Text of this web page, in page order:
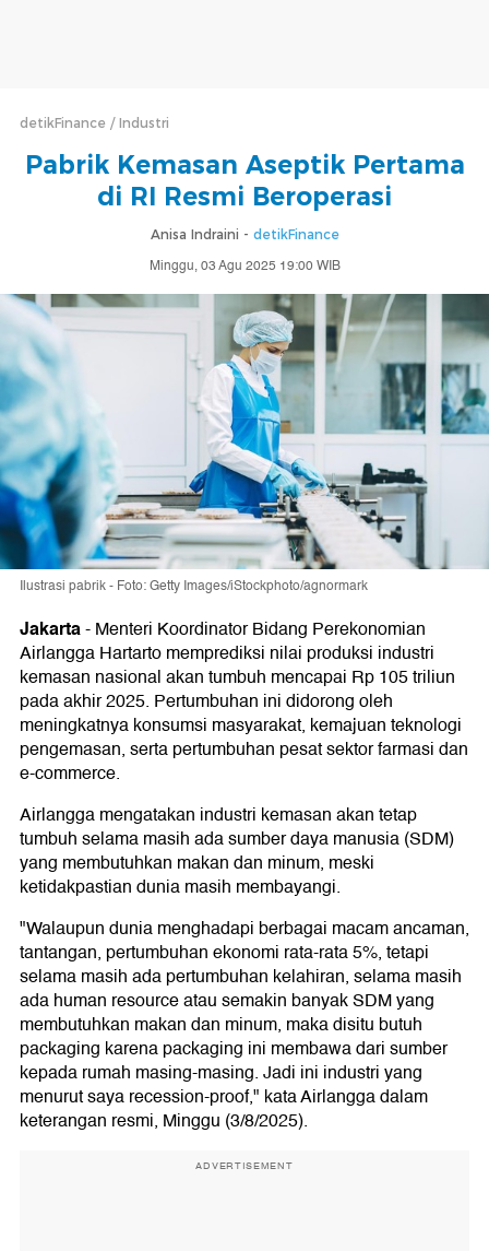
detikFinance Industri
Pabrik Kemasan Aseptik Pertama
di RI Resmi Beroperasi
Anisa Indraini - detikFinance
Minggu, 03 Agu 2025 19:00 WIB
Ilustrasi pabrik - Foto: Getty Images/iStockphoto/agnormark
Jakarta-Menteri Koordinator Bidang Perekonomian
Airlangga Hartarto memprediksi nilai produksi industri
kemasan nasional akan tumbuh mencapai Rp 105 triliun
pada akhir 2025. Pertumbuhan ini didorong oleh
meningkatnya konsumsi masyarakat, kemajuan teknologi
pengemasan, serta pertumbuhan pesat sektor farmasi dan
e-commerce.
Airlangga mengatakan industri kemasan akan tetap
tumbuh selama masih ada sumber daya manusia (SDM)
yang membutuhkan makan dan minum, meski
ketidakpastian dunia masih membayangi.
"Walaupun dunia menghadapi berbagai macam ancaman,
tantangan, pertumbuhan ekonomi rata-rata 5%, tetapi
selama masih ada pertumbuhan kelahiran, selama masih
ada human resource atau semakin banyak SDM yang
membutuhkan makan dan minum, maka disitu butuh
packaging karena packaging ini membawa dari sumber
kepada rumah masing-masing. Jadi ini industri yang
menurut saya recession-proof," kata Airlangga dalam
keterangan resmi, Minggu (3/8/2025).
ADVERTISEMENT